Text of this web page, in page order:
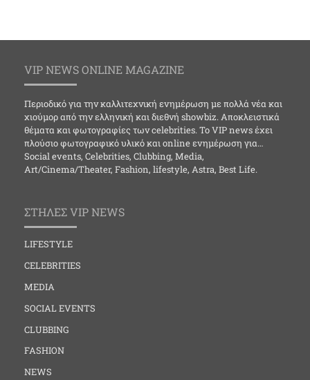
VIP NEWS ONLINE MAGAZINE
Περιοδικό για την καλλιτεχνική ενημέρωση με πολλά νέα και
χιούμορ από την ελληνική και διεθνή showbiz. Αποκλειστικά
θέματα και φωτογραφίες των celebrities. Το VIP news έχει
πλούσιο φωτογραφικό υλικό και online ενημέρωση για…
Social events, Celebrities, Clubbing, Media,
Art/Cinema/Theater, Fashion, lifestyle, Astra, Best Life.
ΣΤΗΛΕΣ VIP NEWS
LIFESTYLE
CELEBRITIES
MEDIA
SOCIAL EVENTS
CLUBBING
FASHION
NEWS